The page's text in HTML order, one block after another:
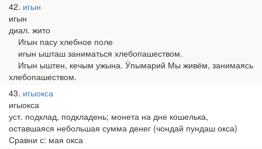
42 игын
игын
диал. жито
Игын пасу хлебное поле
игын ышташ заниматься хлебопашеством.
Игын ыштен, кечым ужына. Ӱпымарий Мы живём, занимаясь
хлебопашеством.
43 игыокса
игыокса
уст. подклад, подкладень; монета на дне кошелька,
оставшаяся небольшая сумма денег (чондай пундаш окса)
Сравни с: мая окса